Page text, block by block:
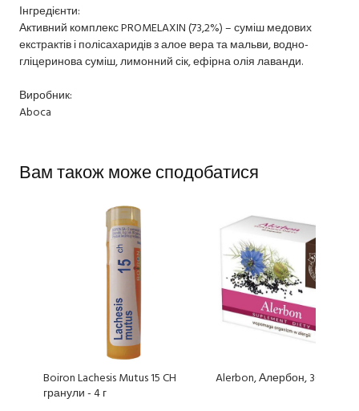
Інгредієнти:
Активний комплекс PROMELAXIN (73,2%) – суміш медових
екстрактів і полісахаридів з алое вера та мальви, водно-
гліцеринова суміш, лимонний сік, ефірна олія лаванди.
Виробник:
Aboca
Вам також може сподобатися
Boiron Lachesis Mutus 15 CH
гранули - 4 г
Alerbon, Алербон, 30 капсул